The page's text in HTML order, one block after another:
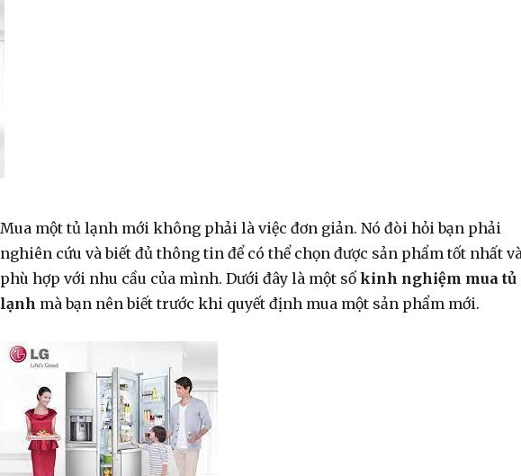
Mua một tủ lạnh mới không phải là việc đơn giản. Nó đòi hỏi bạn phải
nghiên cứu và biết đủ thông tin để có thể chọn được sản phẩm tốt nhất
phù hợp với nhu cầu của mình. Dưới đây là một số kinh nghiệm mua tủ
lạnh mà bạn nên biết trước khi quyết định mua một sản phẩm mới.